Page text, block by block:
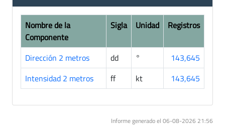
Nombre de la
Componente
Sigla Unidad Registros
Dirección 2 metros dd °
143,645
Intensidad 2 metros
ff kt 143,645
Informe generado el 06-08-2026 21:56